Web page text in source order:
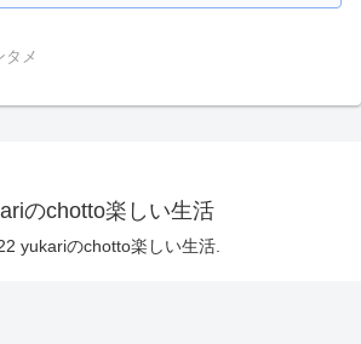
タメ
のchotto楽しい生活
yukariのchotto楽しい生活.